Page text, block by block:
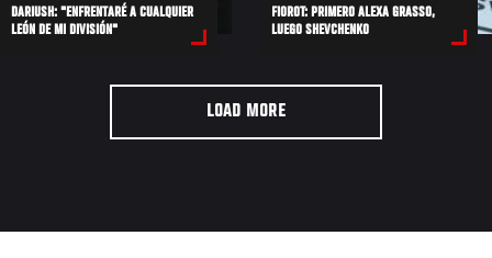
DARIUSH: "ENFRENTARÉ A CUALQUIER
LEÓN DE MI DIVISIÓN"
FIOROT: PRIMERO ALEXA GRASSO,
LUEGO SHEVCHENKO
LOAD MORE